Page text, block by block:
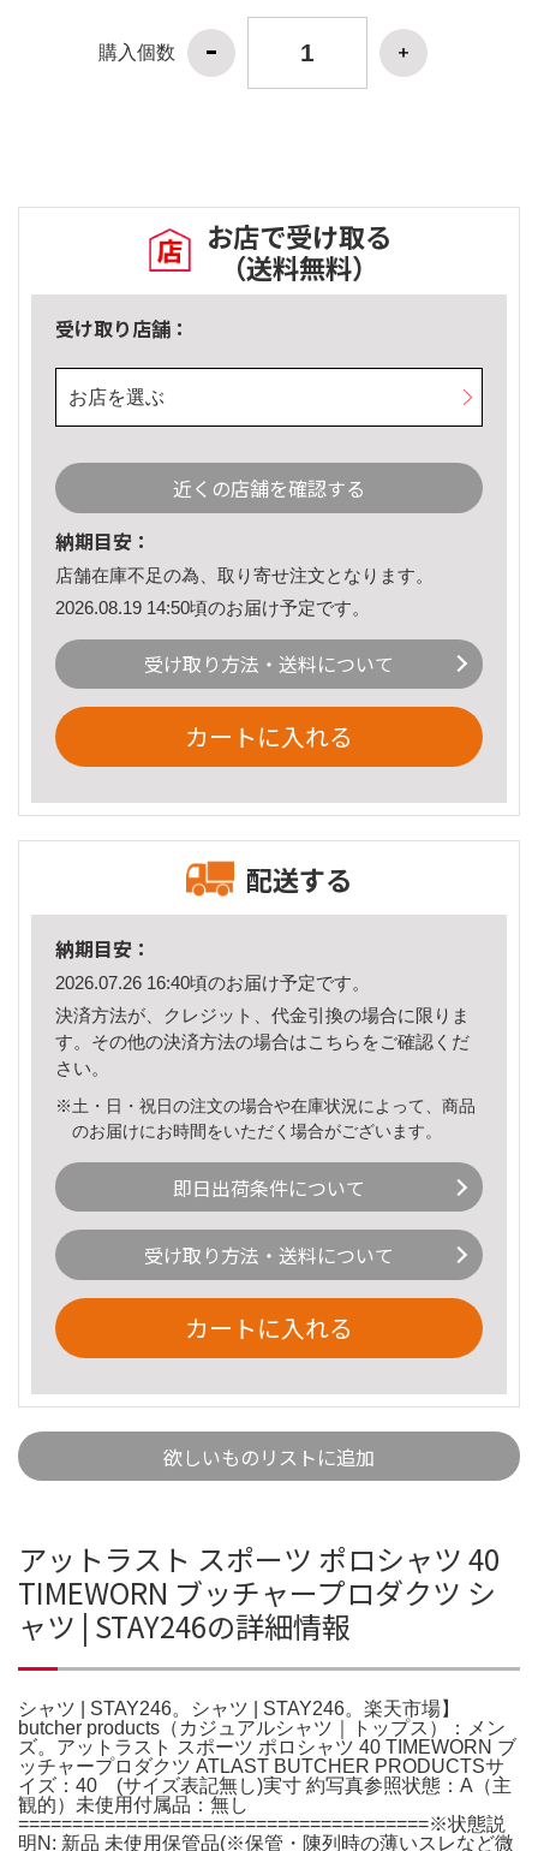
購入個数
お店で受け取る
（送料無料）
受け取り店舗：
お店を選ぶ
近くの店舗を確認する
納期目安：
店舗在庫不足の為、取り寄せ注文となります。
2026.08.19 14:50頃のお届け予定です。
受け取り方法・送料について
カートに入れる
配送する
納期目安：
2026.07.26 16:40頃のお届け予定です。
決済方法が、クレジット、代金引換の場合に限りま
す。その他の決済方法の場合はこちら をご確認くだ
さい。
※土・日・祝日の注文の場合や在庫状況によって、商品
のお届けにお時間をいただく場合がございます。
即日出荷条件について
受け取り方法・送料について
カートに入れる
欲しいものリストに追加
アットラスト スポーツ ポロシャツ 40
TIMEWORN ブッチャープロダクツ シ
ャツ | STAY246の詳細情報
シャツ | STAY246。シャツ | STAY246。楽天市場】
butcher products（カジュアルシャツ｜トップス）：メン
ズ。アットラスト スポーツ ポロシャツ 40 TIMEWORN ブ
ッチャープロダクツ ATLAST BUTCHER PRODUCTSサ
イズ：40 (サイズ表記無し)実寸 約写真参照状態：A（主
観的）未使用付属品：無し
======================================※状態説
明N: 新品 未使用保管品(※保管・陳列時の薄いスレなど微